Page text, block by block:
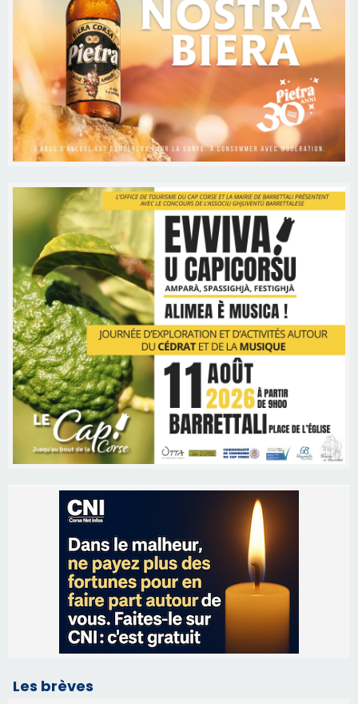
Les brèves
06/08/2026 15:57
Ucciani – Marché des producteurs à Cruculi le
06/08/2026 15:25
Corte – L’association A Nuciola organise une